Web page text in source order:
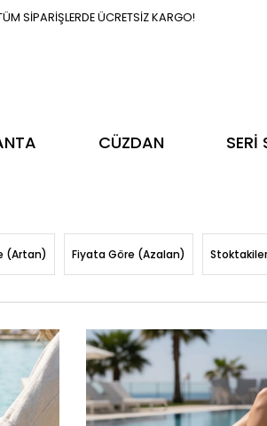
SİPARİŞLERDE ÜCRETSİZ KARGO!
CÜZDAN SERİ
(Artan) Fiyata Göre (Azalan) Stoktakiler